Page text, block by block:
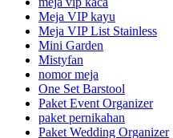
Meja VIP kayu
Meja VIP List Stainless
Mini Garden
Mistyfan
nomor meja
One Set Barstool
Paket Event Organizer
paket pernikahan
Paket Wedding Organizer